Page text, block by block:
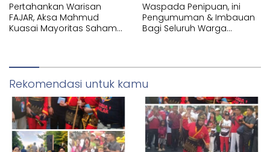
Pertahankan Warisan
FAJAR, Aksa Mahmud
Kuasai Mayoritas Saham
Waspada Penipuan, ini
Pengumuman & Imbauan
Bagi Seluruh Warga
Rekomendasi untuk kamu